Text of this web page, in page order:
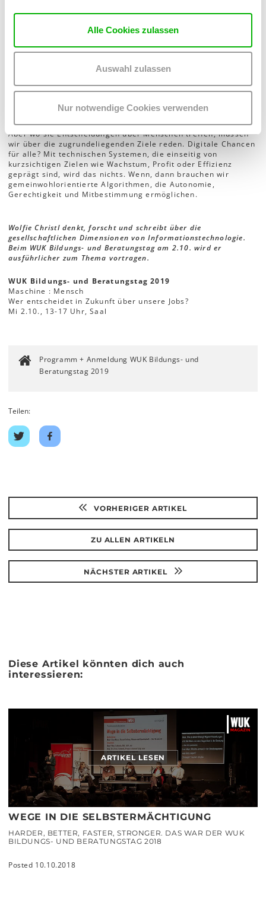
Alle Cookies zulassen
Auswahl zulassen
Nur notwendige Cookies verwenden
Eine andere Digitalisierung?
Diese Beispiele zeigen, wie die real existierende
Menschen hinweg Ziele wie Kosteneinsparungen und
öffentlichen Bereich. Anstatt gesellschaftliche Ungleichheit
hinter Maschinen – und scheinbar objektiver wie
Wobei, nichts gegen Maschinen. Maschinen sind großartig.
Aber wo sie Entscheidungen über Menschen treffen, müssen
wir über die zugrundeliegenden Ziele reden. Digitale Chancen
für alle? Mit technischen Systemen, die einseitig von
kurzsichtigen Zielen wie Wachstum, Profit oder Effizienz
geprägt sind, wird das nichts. Wenn, dann brauchen wir
gemeinwohlorientierte Algorithmen, die Autonomie,
Gerechtigkeit und Mitbestimmung ermöglichen.
Wolfie Christl denkt, forscht und schreibt über die
gesellschaftlichen Dimensionen von Informationstechnologie.
Beim WUK Bildungs- und Beratungstag am 2.10. wird er
ausführlicher zum Thema vortragen.
WUK Bildungs- und Beratungstag 2019
Maschine : Mensch
Wer entscheidet in Zukunft über unsere Jobs?
Mi 2.10., 13-17 Uhr, Saal
Programm + Anmeldung WUK Bildungs- und
Beratungstag 2019
Teilen:
Auf
Twitter
Auf
Facebook
VORHERIGER ARTIKEL
ZU ALLEN ARTIKELN
NÄCHSTER ARTIKEL
Diese Artikel könnten dich auch
interessieren:
ARTIKEL LESEN
WEGE IN DIE SELBSTERMÄCHTIGUNG
HARDER, BETTER, FASTER, STRONGER. DAS WAR DER WUK
BILDUNGS- UND BERATUNGSTAG 2018
Posted 10.10.2018